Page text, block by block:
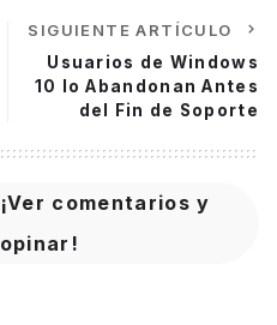
SIGUIENTE ARTÍCULO
Usuarios de Windows
10 lo Abandonan Antes
del Fin de Soporte
¡Ver comentarios y
opinar!